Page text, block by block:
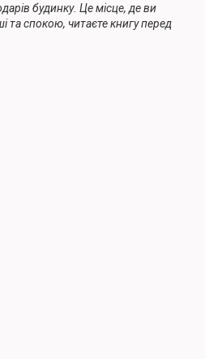
будинку. Це місце, де ви
та спокою, читаєте книгу перед